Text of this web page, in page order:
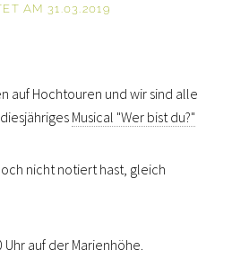
AM 31.03.2019
auf Hochtouren und wir sind alle
Musical "Wer bist du?"
nicht notiert hast, gleich
auf der Marienhöhe.